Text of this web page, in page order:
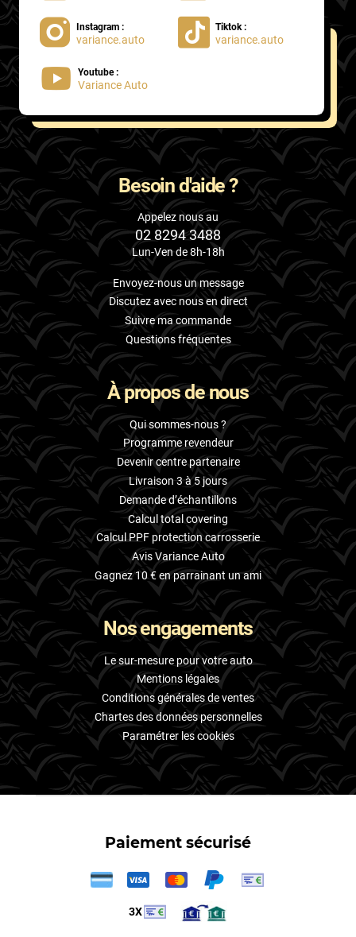
Instagram :
variance.auto
Tiktok :
variance.auto
Youtube :
Variance Auto
Besoin d'aide ?
Appelez nous au
02 8294 3488
Lun-Ven de 8h-18h
Envoyez-nous un message
Discutez avec nous en direct
Suivre ma commande
Questions fréquentes
À propos de nous
Qui sommes-nous ?
Programme revendeur
Devenir centre partenaire
Livraison 3 à 5 jours
Demande d’échantillons
Calcul total covering
Calcul PPF protection carrosserie
Avis Variance Auto
Gagnez 10 € en parrainant un ami
Nos engagements
Le sur-mesure pour votre auto
Mentions légales
Conditions générales de ventes
Chartes des données personnelles
Paramétrer les cookies
Paiement sécurisé
3X